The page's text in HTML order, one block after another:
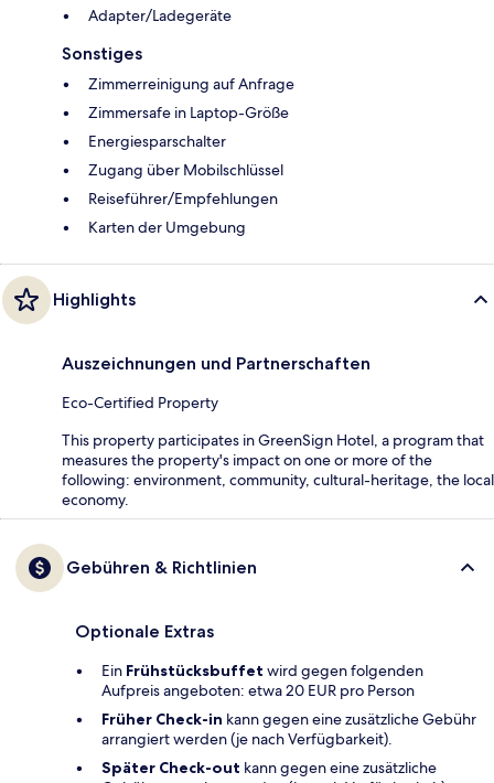
Adapter/Ladegeräte
Sonstiges
Zimmerreinigung auf Anfrage
Zimmersafe in Laptop-Größe
Energiesparschalter
Zugang über Mobilschlüssel
Reiseführer/Empfehlungen
Karten der Umgebung
Highlights
Auszeichnungen und Partnerschaften
Eco-Certified Property
This property participates in GreenSign Hotel, a program that
measures the property's impact on one or more of the
following: environment, community, cultural-heritage, the local
economy.
Gebühren & Richtlinien
Optionale Extras
Ein Frühstücksbuffet wird gegen folgenden
Aufpreis angeboten: etwa 20 EUR pro Person
Früher Check-in kann gegen eine zusätzliche Gebühr
arrangiert werden (je nach Verfügbarkeit).
Später Check-out kann gegen eine zusätzliche